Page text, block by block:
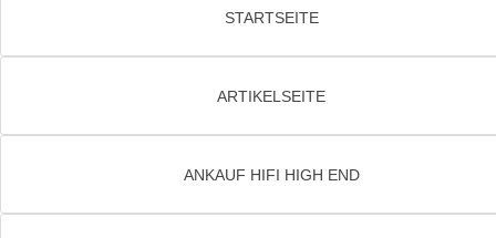
STARTSEITE
ARTIKELSEITE
ANKAUF HIFI HIGH END